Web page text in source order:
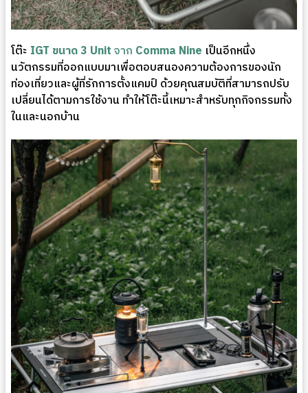
โต๊ะ IGT ขนาด 3 Unitจาก Comma Nine เป็นอีกหนึ่ง
นวัตกรรมที่ออกแบบมาเพื่อตอบสนองความต้องการของนัก
ท่องเที่ยวและผู้ที่รักการตั้งแคมป์ ด้วยคุณสมบัติที่สามารถปรับ
เปลี่ยนได้ตามการใช้งาน ทำให้โต๊ะนี้เหมาะสำหรับทุกกิจกรรมทั้ง
ในและนอกบ้าน